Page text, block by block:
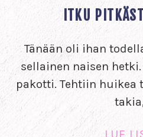
ITKU
Tänään oli ihan
sellainen naisen
pakotti. Tehtiin huikea
LUE